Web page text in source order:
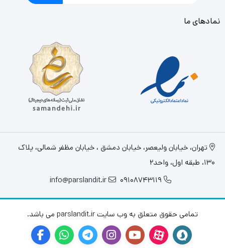
نمادهای ما
تهران، خيابان وليعصر، خیابان دمشق ، خیابان مظفر شمالی، پلاک
130، طبقه اول، واحد2
09108743119
info@parslandit.ir
تمامی حقوق متعلق به وب سایت parslandit.ir می باشد.